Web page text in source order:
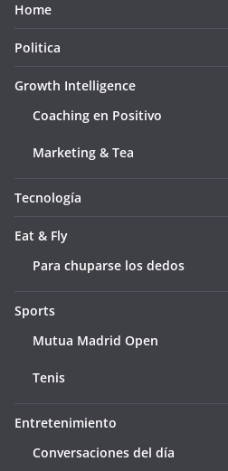
Home
Politica
Growth Intelligence
Coaching en Positivo
Marketing & Tea
Tecnología
Eat & Fly
Para chuparse los dedos
Sports
Mutua Madrid Open
Tenis
Entretenimiento
Conversaciones del día